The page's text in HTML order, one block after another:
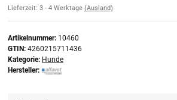
Lieferzeit: 3 - 4 Werktage (Ausland)
Artikelnummer: 10460
GTIN: 4260215711436
Kategorie: Hunde
Hersteller: